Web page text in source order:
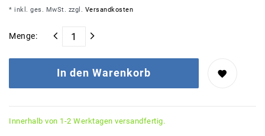
* inkl. ges. MwSt. zzgl. Versandkosten
Menge:
In den Warenkorb
Innerhalb von 1-2 Werktagen versandfertig.